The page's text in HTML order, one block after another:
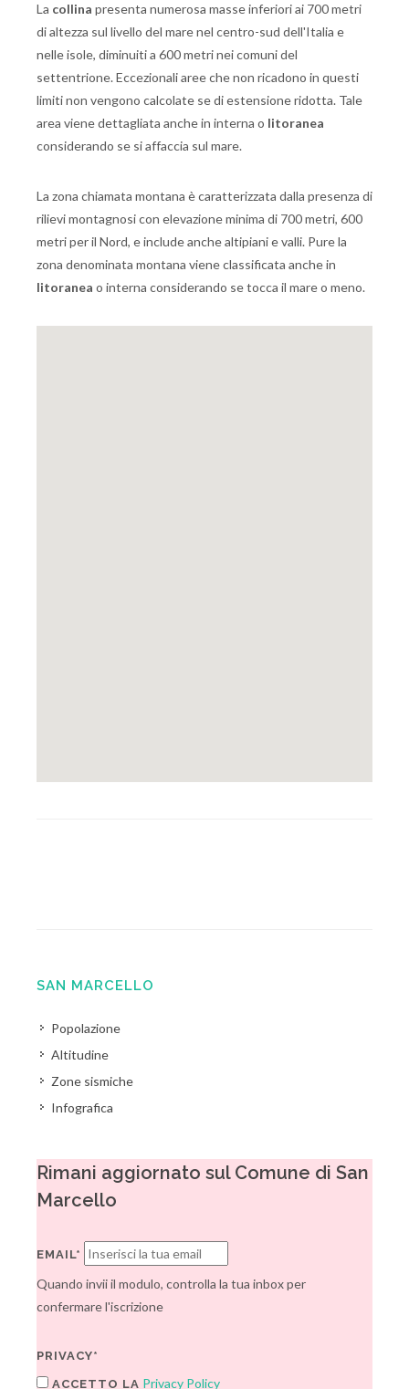
La collina presenta numerosa masse inferiori ai 700 metri
di altezza sul livello del mare nel centro-sud dell'Italia e
nelle isole, diminuiti a 600 metri nei comuni del
settentrione. Eccezionali aree che non ricadono in questi
limiti non vengono calcolate se di estensione ridotta. Tale
area viene dettagliata anche in interna o litoranea
considerando se si affaccia sul mare.
La zona chiamata montana è caratterizzata dalla presenza di
rilievi montagnosi con elevazione minima di 700 metri, 600
metri per il Nord, e include anche altipiani e valli. Pure la
zona denominata montana viene classificata anche in
litoranea o interna considerando se tocca il mare o meno.
SAN MARCELLO
Popolazione
Altitudine
Zone sismiche
Infografica
Rimani aggiornato sul Comune di San
Marcello
EMAIL*
Quando invii il modulo, controlla la tua inbox per
confermare l'iscrizione
PRIVACY*
ACCETTO LA Privacy Policy